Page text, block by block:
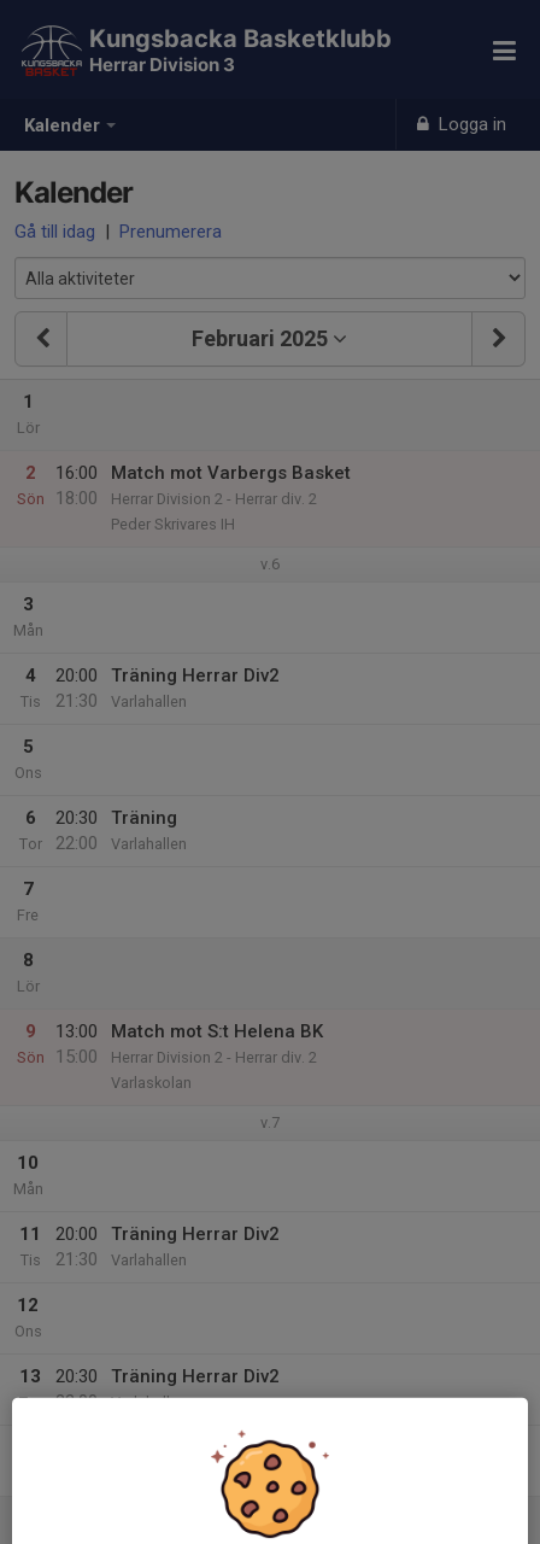
Kalender Logga in
Kungsbacka Basketklubb
Herrar Division 3
Kalender
Gå till idag | Prenumerera
Februari 2025
1
Lör
2
Sön
16:00
18:00
Match mot Varbergs Basket
Herrar Division 2 - Herrar div. 2
Peder Skrivares IH
v.6
3
Mån
4
Tis
20:00
21:30
Träning Herrar Div2
Varlahallen
5
Ons
6
Tor
20:30
22:00
Träning
Varlahallen
7
Fre
8
Lör
9
Sön
13:00
15:00
Match mot S:t Helena BK
Herrar Division 2 - Herrar div. 2
Varlaskolan
v.7
10
Mån
11
Tis
20:00
21:30
Träning Herrar Div2
Varlahallen
12
Ons
13
Tor
20:30
22:00
Träning Herrar Div2
Varlahallen